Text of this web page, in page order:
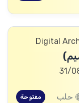
حلب مفتوحة